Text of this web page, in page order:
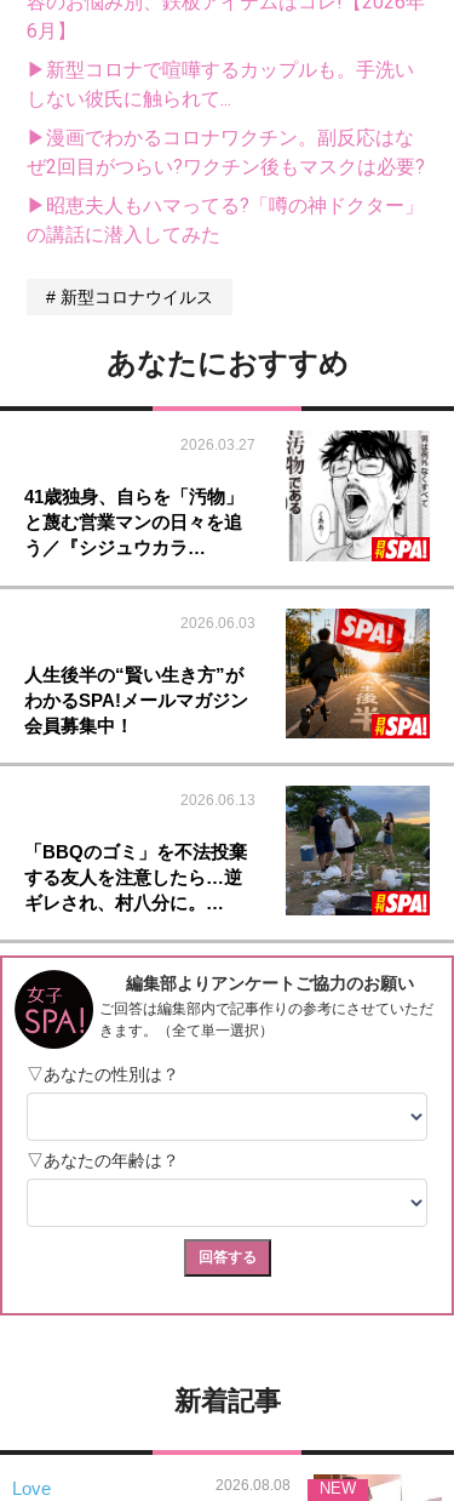
6月】
▶新型コロナで喧嘩するカップルも。手洗い
しない彼氏に触られて...
▶漫画でわかるコロナワクチン。副反応はな
ぜ2回目がつらい?ワクチン後もマスクは必要?
▶昭恵夫人もハマってる?「噂の神ドクター」
の講話に潜入してみた
新型コロナウイルス
あなたにおすすめ
2026.03.27
41歳独身、自らを「汚物」
と蔑む営業マンの日々を追
う／『シジュウカラ…
2026.06.03
人生後半の“賢い生き方”が
わかるSPA!メールマガジン
会員募集中！
2026.06.13
「BBQのゴミ」を不法投棄
する友人を注意したら…逆
ギレされ、村八分に。…
新着記事
Love 2026.08.08 NEW